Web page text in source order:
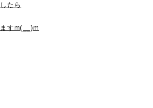
たら
すm(__)m